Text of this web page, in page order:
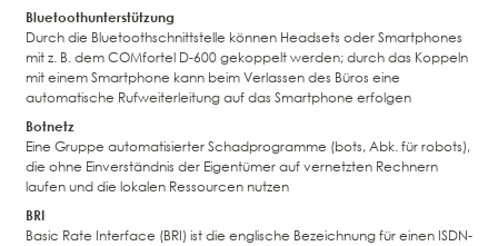
Bluetoothunterstützung
Durch die Bluetoothschnittstelle können Headsets oder Smartphones
mit z. B. dem COMfortel D-600 gekoppelt werden; durch das Koppeln
mit einem Smartphone kann beim Verlassen des Büros eine
automatische Rufweiterleitung auf das Smartphone erfolgen
Botnetz
Eine Gruppe automatisierter Schadprogramme (bots, Abk. für robots),
die ohne Einverständnis der Eigentümer auf vernetzten Rechnern
laufen und die lokalen Ressourcen nutzen
BRI
Basic Rate Interface (BRI) ist die englische Bezeichnung für einen ISDN-